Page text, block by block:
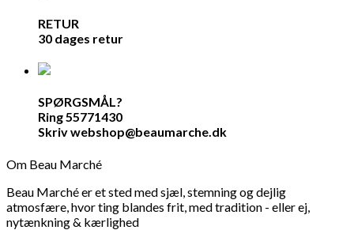
RETUR
30 dages retur
SPØRGSMÅL?
Ring 55771430
Skriv webshop@beaumarche.dk
Om Beau Marché
Beau Marché er et sted med sjæl, stemning og dejlig
atmosfære, hvor ting blandes frit, med tradition - eller ej,
nytænkning & kærlighed